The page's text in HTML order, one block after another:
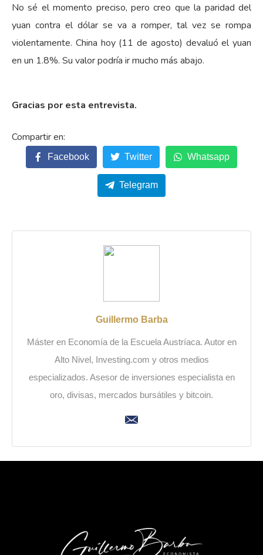
No sé el momento preciso, pero creo que la paridad del
yuan contra el dólar se va a romper, tal vez se rompa
violentamente. China hoy (11 de agosto) devaluó el yuan
en un 1.8%. Su valor podría ir mucho más abajo.
Gracias por esta entrevista.
Facebook Twitter Whatsapp
Telegram
Guillermo Barba
Máster en Economía de la Escuela Austríaca. Autor en
Alto Nivel, Investing.com y otros medios
especializados. Asesor de inversiones especialista en
oro, divisas, mercados bursátiles y bitcoin.